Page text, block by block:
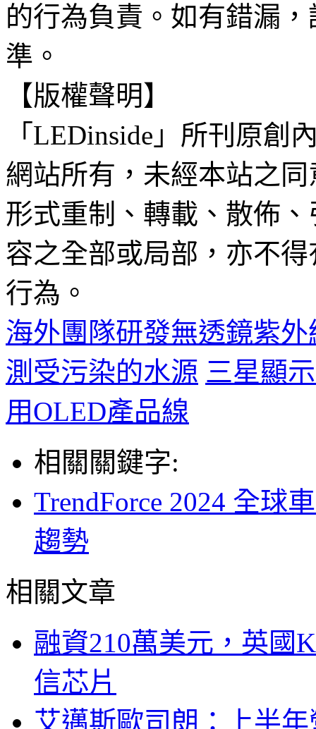
的行為負責。如有錯漏
準。
【版權聲明】
「LEDinside」所刊原創
網站所有，未經本站之
形式重制、轉載、散佈
容之全部或局部，亦不
行為。
海外團隊研發無透鏡紫
測受污染的水源 三星顯
用OLED產品線
相關關鍵字:
TrendForce 2024 全球
趨勢
相關文章
融資210萬美元，英國
信芯片
艾邁斯歐司朗：上半